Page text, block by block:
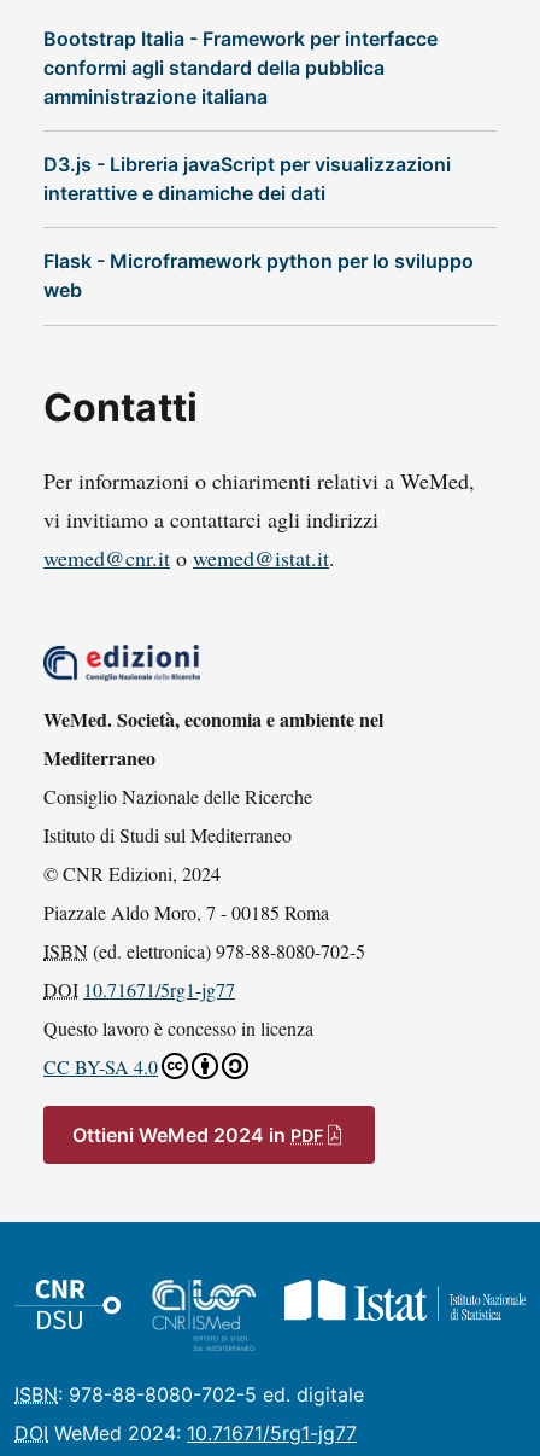
Bootstrap Italia - Framework per interfacce
conformi agli standard della pubblica
amministrazione italiana
D3.js - Libreria javaScript per visualizzazioni
interattive e dinamiche dei dati
Flask - Microframework python per lo sviluppo
web
Contatti
Per informazioni o chiarimenti relativi a WeMed,
vi invitiamo a contattarci agli indirizzi
wemed@cnr.it o wemed@istat.it.
WeMed. Società, economia e ambiente nel
Mediterraneo
Consiglio Nazionale delle Ricerche
Istituto di Studi sul Mediterraneo
© CNR Edizioni, 2024
Piazzale Aldo Moro, 7 - 00185 Roma
ISBN(ed. elettronica) 978-88-8080-702-5
DOI 10.71671/5rg1-jg77
Questo lavoro è concesso in licenza
CC BY-SA 4.0
Ottieni WeMed 2024 in PDF
ISBN: 978-88-8080-702-5 ed. digitale
DOI WeMed 2024: 10.71671/5rg1-jg77